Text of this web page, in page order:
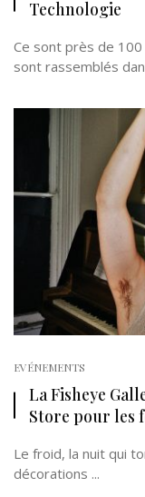
Technologie
Ce sont près de
sont rassemblés
EVÉNEMENTS
La Fisheye
Store pour les
Le froid, la nuit qui
décorations ...